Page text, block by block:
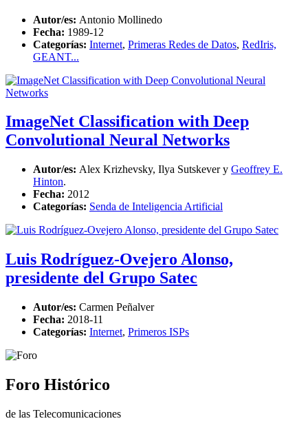
Autor/es: Antonio Mollinedo
Fecha: 1989-12
Categorías: Internet, Primeras Redes de Datos, RedIris,
GEANT...
ImageNet Classification with Deep
Convolutional Neural Networks
Autor/es: Alex Krizhevsky, Ilya Sutskever y Geoffrey E.
Hinton.
Fecha: 2012
Categorías: Senda de Inteligencia Artificial
Luis Rodríguez-Ovejero Alonso,
presidente del Grupo Satec
Autor/es: Carmen Peñalver
Fecha: 2018-11
Categorías: Internet, Primeros ISPs
Foro Histórico
de las Telecomunicaciones